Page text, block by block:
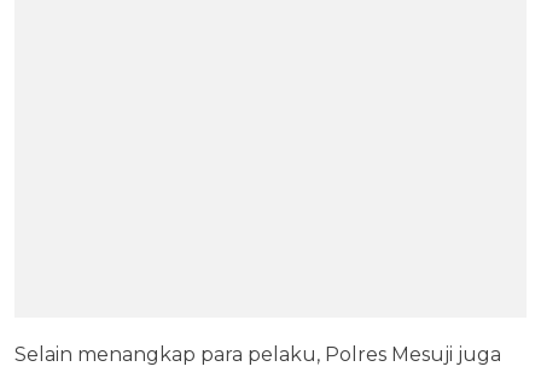
Selain menangkap para pelaku, Polres Mesuji juga